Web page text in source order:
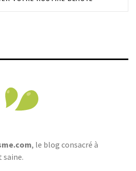
, le blog consacré à